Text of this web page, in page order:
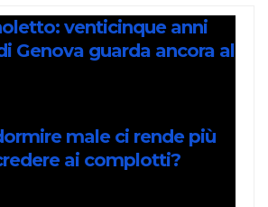
venticinque anni
Genova guarda ancora al
male ci rende più
ai complotti?